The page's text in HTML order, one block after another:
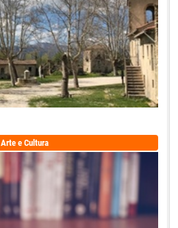
Arte e Cultura